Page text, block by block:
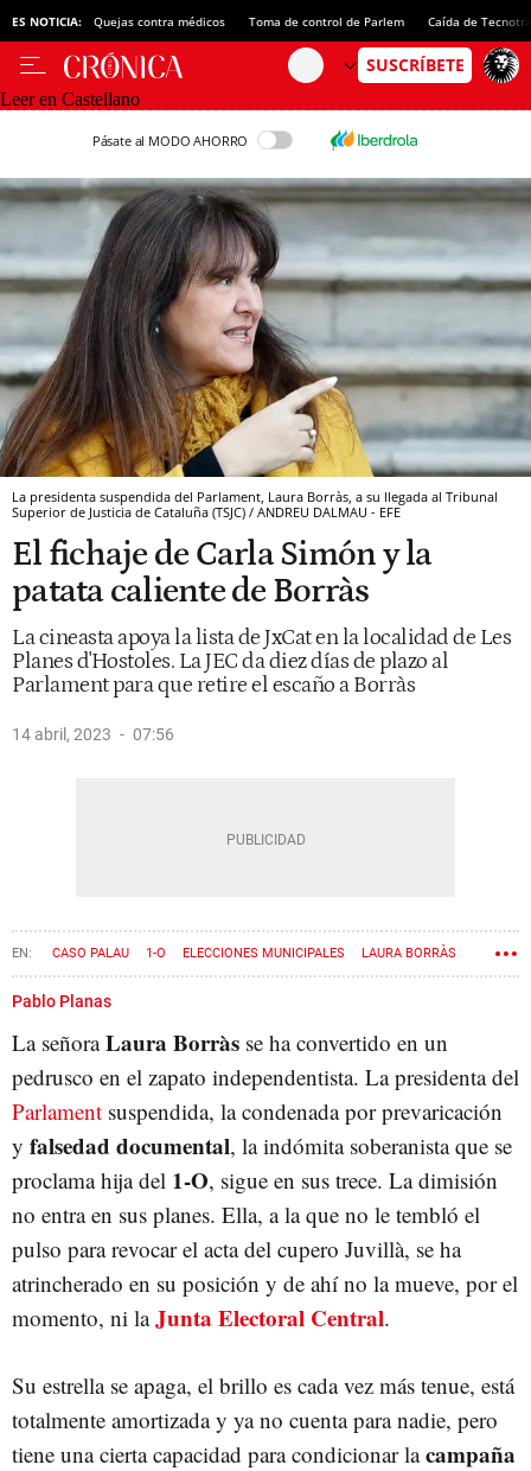
ES NOTICIA: Quejas contra médicos Toma de control de Parlem Caída de
Leer en Castellano
Pásate al MODO AHORRO
La presidenta suspendida del Parlament, Laura Borràs, a su llegada al Tribunal
Superior de Justicia de Cataluña (TSJC) / ANDREU DALMAU - EFE
El fichaje de Carla Simón y la
patata caliente de Borràs
La cineasta apoya la lista de JxCat en la localidad de Les
Planes d'Hostoles. La JEC da diez días de plazo al
Parlament para que retire el escaño a Borràs
14 abril, 2023 07:56
CASO PALAU 1-O ELECCIONES MUNICIPALES LAURA BORRÀS
Pablo Planas
La señoraLaura Borràs se ha convertido en un
pedrusco en el zapato independentista. La presidenta del
Parlament suspendida, la condenada por prevaricación
y falsedad documental, la indómita soberanista que se
proclama hija del 1-O, sigue en sus trece. La dimisión
no entra en sus planes. Ella, a la que no le tembló el
pulso para revocar el acta del cupero Juvillà, se ha
atrincherado en su posición y de ahí no la mueve, por el
momento, ni laJunta Electoral Central.
Su estrella se apaga, el brillo es cada vez más tenue, está
totalmente amortizada y ya no cuenta para nadie, pero
tiene una cierta capacidad para condicionar lacampaña